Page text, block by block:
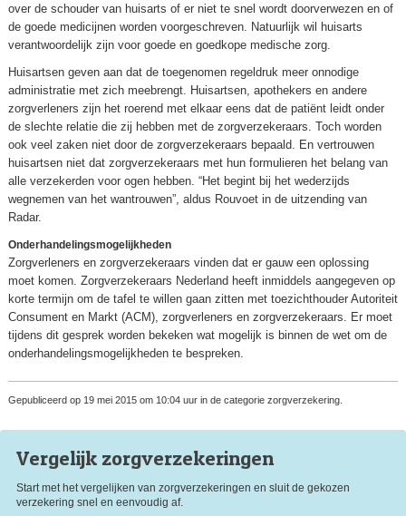
over de schouder van huisarts of er niet te snel wordt doorverwezen en of
de goede medicijnen worden voorgeschreven. Natuurlijk wil huisarts
verantwoordelijk zijn voor goede en goedkope medische zorg.
Huisartsen geven aan dat de toegenomen regeldruk meer onnodige
administratie met zich meebrengt. Huisartsen, apothekers en andere
zorgverleners zijn het roerend met elkaar eens dat de patiënt leidt onder
de slechte relatie die zij hebben met de zorgverzekeraars. Toch worden
ook veel zaken niet door de zorgverzekeraars bepaald. En vertrouwen
huisartsen niet dat zorgverzekeraars met hun formulieren het belang van
alle verzekerden voor ogen hebben. “Het begint bij het wederzijds
wegnemen van het wantrouwen”, aldus Rouvoet in de uitzending van
Radar.
Onderhandelingsmogelijkheden
Zorgverleners en zorgverzekeraars vinden dat er gauw een oplossing
moet komen. Zorgverzekeraars Nederland heeft inmiddels aangegeven op
korte termijn om de tafel te willen gaan zitten met toezichthouder Autoriteit
Consument en Markt (ACM), zorgverleners en zorgverzekeraars. Er moet
tijdens dit gesprek worden bekeken wat mogelijk is binnen de wet om de
onderhandelingsmogelijkheden te bespreken.
Gepubliceerd op 19 mei 2015 om 10:04 uur in de categorie zorgverzekering.
Vergelijk zorgverzekeringen
Start met het vergelijken van zorgverzekeringen en sluit de gekozen
verzekering snel en eenvoudig af.